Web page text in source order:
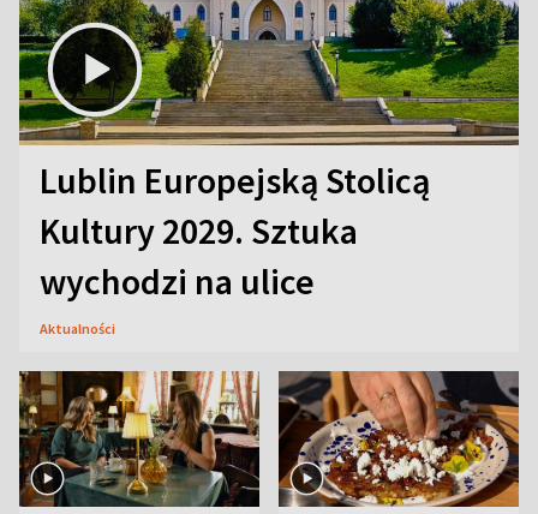
Lublin Europejską Stolicą
Kultury 2029. Sztuka
wychodzi na ulice
Aktualności